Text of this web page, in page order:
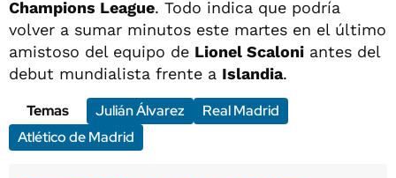
Champions League. Todo indica que podría
volver a sumar minutos este martes en el último
amistoso del equipo de Lionel Scaloni antes del
debut mundialista frente a Islandia.
Temas
Julián Álvarez
Real Madrid
Atlético de Madrid